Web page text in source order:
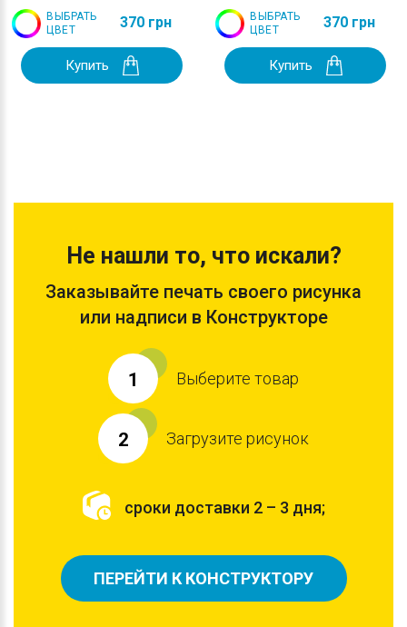
ВЫБРАТЬ
ЦВЕТ
370 грн
Купить
ВЫБРАТЬ
ЦВЕТ
370 грн
Купить
Не нашли то, что искали?
Заказывайте печать своего рисунка
или надписи в Конструкторе
1 Выберите товар
2 Загрузите рисунок
сроки доставки 2 – 3 дня;
ПЕРЕЙТИ К КОНСТРУКТОРУ